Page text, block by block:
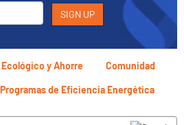
Ecológico y Ahorre Comunidad
Programas de Eficiencia Energética